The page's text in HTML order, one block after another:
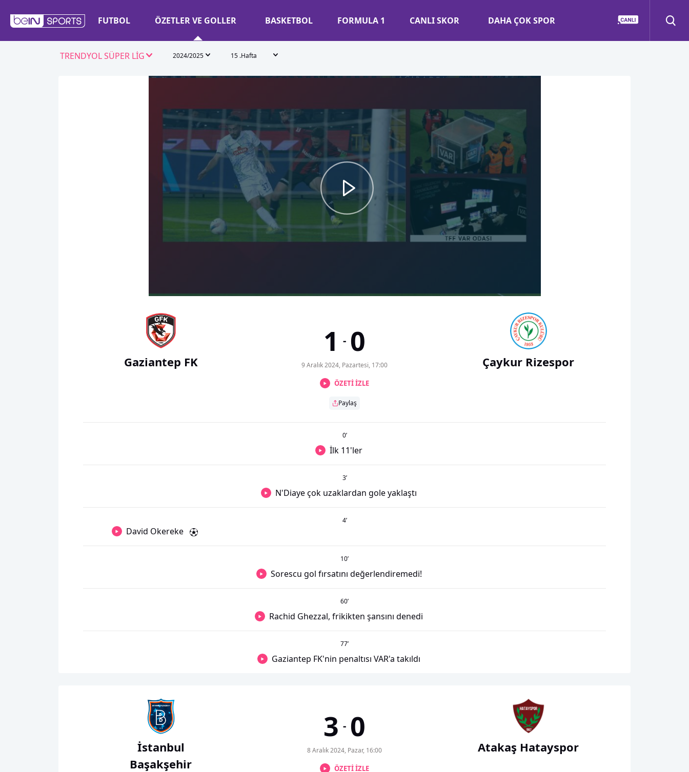
FUTBOL ÖZETLER VE GOLLER BASKETBOL FORMULA 1 CANLI SKOR DAHA ÇOK SPOR
TRENDYOL SÜPER LİG 2024/2025 15 .Hafta
Gaziantep FK
1 - 0
9 Aralık 2024, Pazartesi, 17:00
ÖZETİ İZLE
Paylaş
Çaykur Rizespor
0’
İlk 11'ler
3’
N'Diaye çok uzaklardan gole yaklaştı
4’
David Okereke
10’
Sorescu gol fırsatını değerlendiremedi!
60’
Rachid Ghezzal, frikikten şansını denedi
77’
Gaziantep FK'nin penaltısı VAR'a takıldı
İstanbul
Başakşehir
3 - 0
8 Aralık 2024, Pazar, 16:00
ÖZETİ İZLE
Atakaş Hatayspor